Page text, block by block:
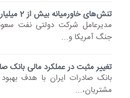
تنش‌های خاورمیانه بیش از 2 میلیارد بشکه نفت برای...
مدیرعامل شرکت دولتی نفت
جنگ آمریکا و...
تغییر مثبت در عملکرد مالی بانک
​بانک صادرات ایران با هدف
مشتریان،...